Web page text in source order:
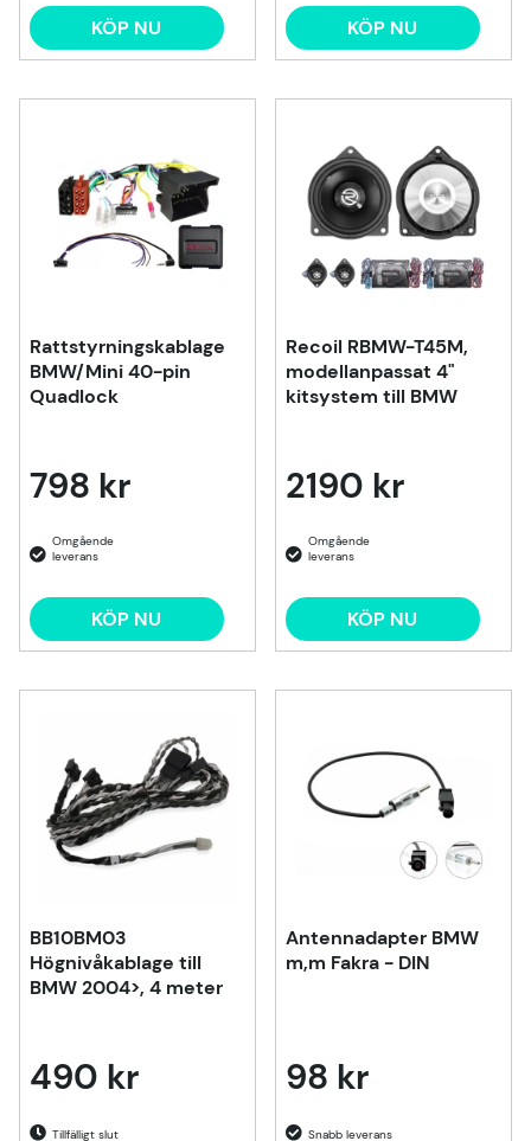
KÖP NU KÖP NU
Rattstyrningskablage
BMW/Mini 40-pin
Quadlock
798 kr
KÖP NU
Recoil RBMW-T45M,
modellanpassat 4"
kitsystem till BMW
2190 kr
KÖP NU
BB10BM03
Högnivåkablage till
BMW 2004>, 4 meter
490 kr
Tillfälligt slut
Antennadapter BMW
m,m Fakra - DIN
98 kr